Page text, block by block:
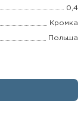
0,4
Кромка
Польша